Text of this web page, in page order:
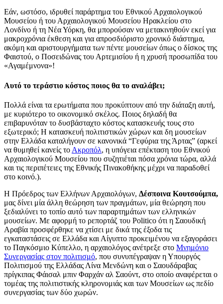
Εάν, ωστόσο, ιδρυθεί παράρτημα του Εθνικού Αρχαιολογικού
Μουσείου ή του Αρχαιολογικού Μουσείου Ηρακλείου στο
Λονδίνο ή τη Νέα Υόρκη, θα μπορούσαν να μετακινηθούν εκεί για
μακροχρόνια έκθεση και για απροσδιόριστο χρονικό διάστημα,
ακόμη και αριστουργήματα των πέντε μουσείων όπως ο δίσκος της
Φαιστού, ο Ποσειδώνας του Αρτεμισίου ή η χρυσή προσωπίδα του
«Αγαμέμνονα»!
Αυτό το τεράστιο κόστος ποιος θα το αναλάβει;
Πολλά είναι τα ερωτήματα που προκύπτουν από την διάταξη αυτή,
με κυριότερο το οικονομικό σκέλος. Ποιος δηλαδή θα
επιβαρυνόταν το δυσβάσταχτο κόστος κατασκευής τους στο
εξωτερικό; Η κατασκευή πολιτιστικών χώρων και δη μουσείων
στην Ελλάδα καταλήγουν σε κανονικά “Γεφύρια της Άρτας” (αρκεί
να θυμηθεί κανείς το Ακροπόλ, η υπόγεια επέκταση του Εθνικού
Αρχαιολογικού Μουσείου που συζητιέται πόσα χρόνια τώρα, αλλά
και τις περιπέτειες της Εθνικής Πινακοθήκης μέχρι να παραδοθεί
στο κοινό.).
Η Πρόεδρος των Ελλήνων Αρχαιολόγων, Δέσποινα Κουτσούμπα,
μας δίνει μία άλλη θεώρηση των πραγμάτων, μία θεώρηση που
ξεδιαλύνει το τοπίο αυτό των παραρτημάτων των ελληνικών
μουσείων. Με αφορμή το ρεπορτάζ του Politico ότι η Σαουδική
Αραβία προσφέρθηκε να χτίσει με δικά της έξοδα τις
εγκαταστάσεις σε Ελλάδα και Αίγυπτο προκειμένου να εξαγοράσει
το Παγκόσμιο Κύπελλο, η αρχαιολόγος ανέτρεξε στο Μνημόνιο
Συνεργασίας στον πολιτισμό, που συνυπέγραψαν η Υπουργός
Πολιτισμού της Ελλάδας Λίνα Μενδώνη και ο Σαουδάραβας
πρίγκιπας Φάισαλ μπιν Φαρχάν αλ Σαούντ, στο οποίο αναφέρεται ο
τομέας της πολιτιστικής κληρονομιάς και των Μουσείων ως πεδίο
συνεργασίας των δύο χωρών.